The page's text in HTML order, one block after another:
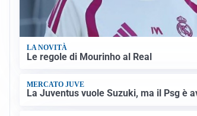
LA NOVITÀ
Le regole di Mourinho al Real
MERCATO JUVE
La Juventus vuole Suzuki, ma il Psg è